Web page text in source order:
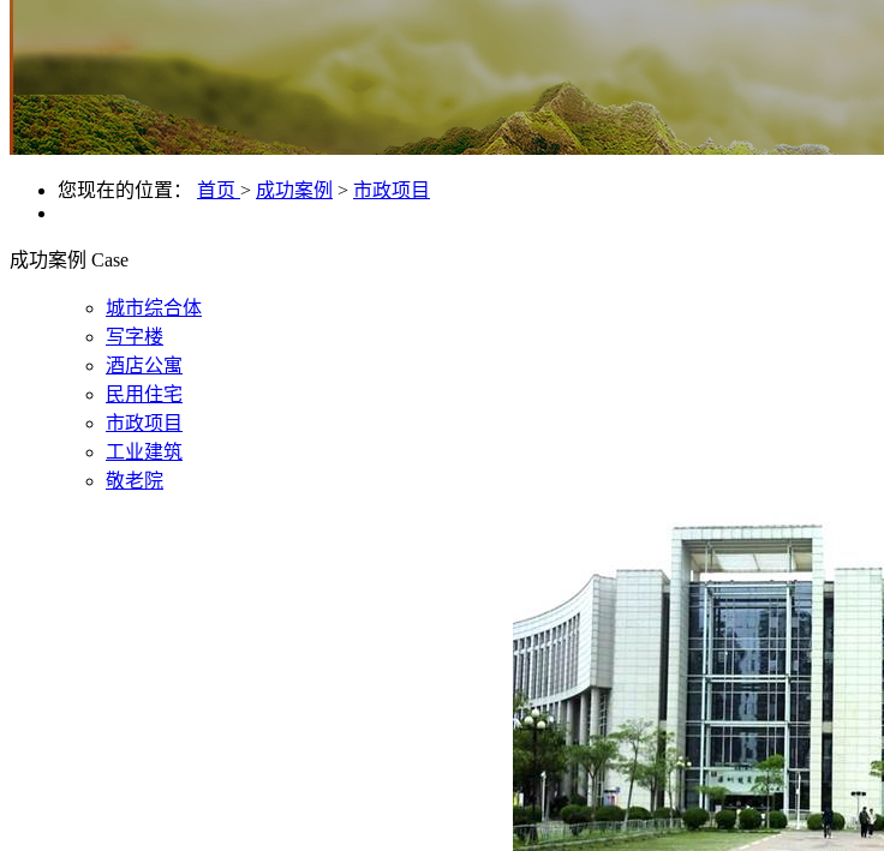
您现在的位置： 首页 > 成功案例 > 市政项目
成功案例 Case
城市综合体
写字楼
酒店公寓
民用住宅
市政项目
工业建筑
敬老院